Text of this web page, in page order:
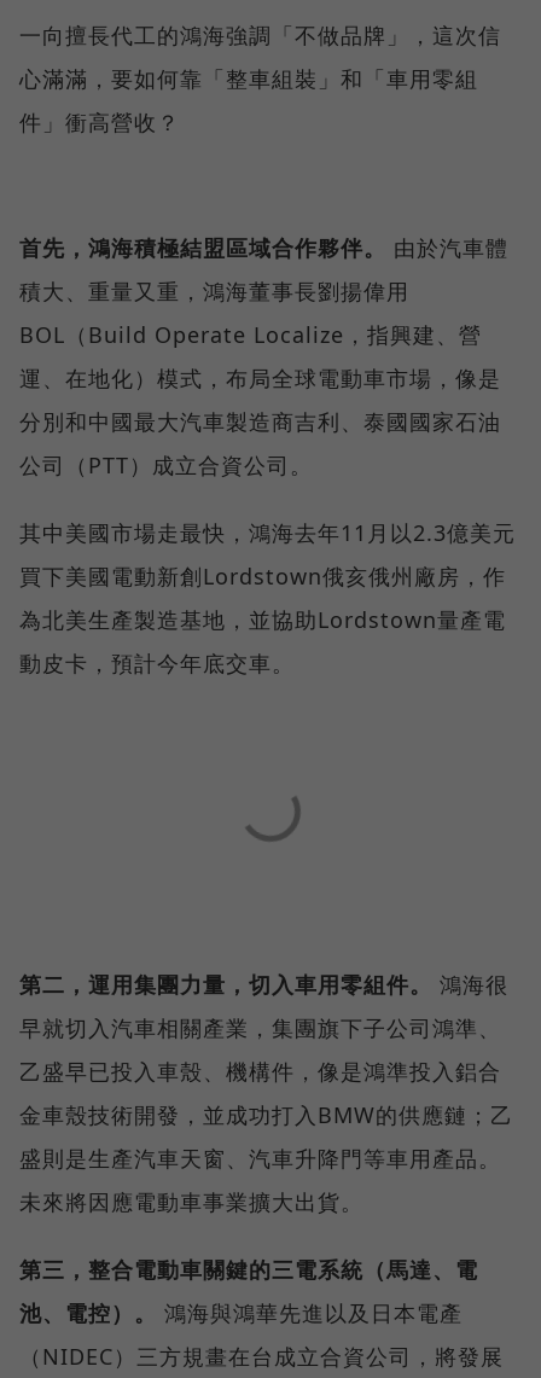
一向擅長代工的鴻海強調「不做品牌」，這次信
心滿滿，要如何靠「整車組裝」和「車用零組
件」衝高營收？
首先，鴻海積極結盟區域合作夥伴。
由於汽車體
積大、重量又重，鴻海董事長劉揚偉用
BOL（Build Operate Localize，指興建、營
運、在地化）模式，布局全球電動車市場，像是
分別和中國最大汽車製造商吉利、泰國國家石油
公司（PTT）成立合資公司。
其中美國市場走最快，鴻海去年11月以2.3億美元
買下美國電動新創Lordstown俄亥俄州廠房，作
為北美生產製造基地，並協助Lordstown量產電
動皮卡，預計今年底交車。
第二，運用集團力量，切入車用零組件。
鴻海很
早就切入汽車相關產業，集團旗下子公司鴻準、
乙盛早已投入車殼、機構件，像是鴻準投入鋁合
金車殼技術開發，並成功打入BMW的供應鏈；乙
盛則是生產汽車天窗、汽車升降門等車用產品。
未來將因應電動車事業擴大出貨。
第三，整合電動車關鍵的三電系統（馬達、電
池、電控）。
鴻海與鴻華先進以及日本電產
（NIDEC）三方規畫在台成立合資公司，將發展